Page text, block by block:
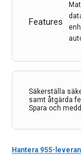
Features
Säkerställa
samt åtgärda
Spara och
Hantera 955-
Kontakt